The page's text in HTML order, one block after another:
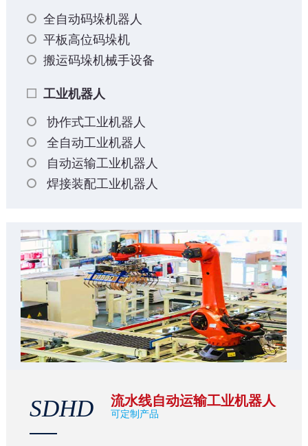
全自动码垛机器人
平板高位码垛机
搬运码垛机械手设备
工业机器人
协作式工业机器人
全自动工业机器人
自动运输工业机器人
焊接装配工业机器人
SDHD 流水线自动运输工业机器人
可定制产品